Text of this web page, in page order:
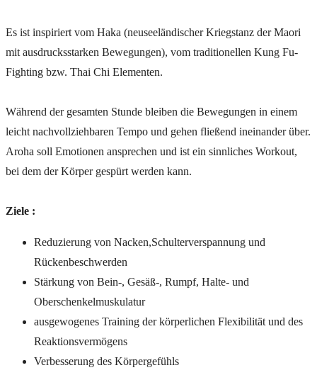
Es ist inspiriert vom Haka (neuseeländischer Kriegstanz der Maori
mit ausdrucksstarken Bewegungen), vom traditionellen Kung Fu-
Fighting bzw. Thai Chi Elementen.
Während der gesamten Stunde bleiben die Bewegungen in einem
leicht nachvollziehbaren Tempo und gehen fließend ineinander über.
Aroha soll Emotionen ansprechen und ist ein sinnliches Workout,
bei dem der Körper gespürt werden kann.
Ziele :
Reduzierung von Nacken,Schulterverspannung und
Rückenbeschwerden
Stärkung von Bein-, Gesäß-, Rumpf, Halte- und
Oberschenkelmuskulatur
ausgewogenes Training der körperlichen Flexibilität und des
Reaktionsvermögens
Verbesserung des Körpergefühls